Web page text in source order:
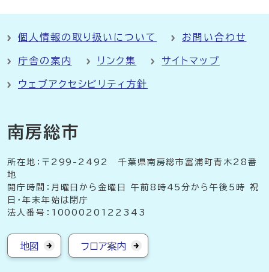
個人情報の取り扱いについて お問い合わせ
庁舎の案内 リンク集 サイトマップ
ウェブアクセシビリティ方針
南房総市
所在地：〒299-2492 千葉県南房総市富浦町青木28番
地
開庁時間：月曜日から金曜日 午前8時45分から午後5時 祝
日・年末年始は閉庁
法人番号：1000020122343
地図 フロア案内